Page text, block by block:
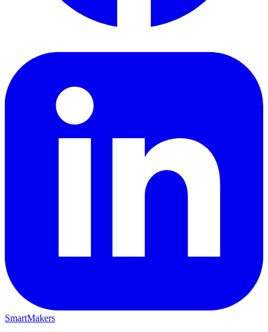
SmartMakers